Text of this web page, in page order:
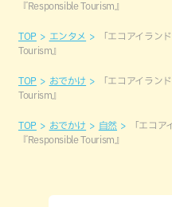
『Responsible Tourism』
TOP エンタメ
「エコアイラン
Tourism』
TOP おでかけ
「エコアイラン
Tourism』
TOP おでかけ 自然
「エコア
『Responsible Tourism』